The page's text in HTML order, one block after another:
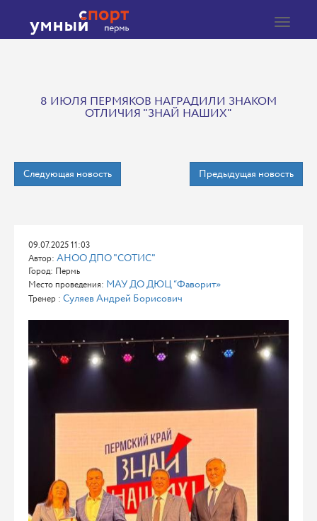
Toggle
8 ИЮЛЯ ПЕРМЯКОВ НАГРАДИЛИ ЗНАКОМ
ОТЛИЧИЯ "ЗНАЙ НАШИХ"
Следующая новость Предыдущая новость
09.07.2025 11:03
Автор: АНОО ДПО "СОТИС"
Город: Пермь
Место проведения: МАУ ДО ДЮЦ “Фаворит»
Тренер : Суляев Андрей Борисович